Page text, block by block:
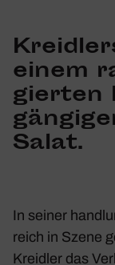
einem
gierten
Salat.
In seiner
reich in Szene
Kreidler das